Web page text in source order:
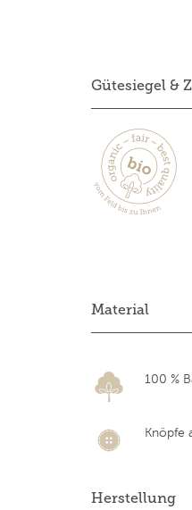
Gütesiegel &
Material
100 %
Knöpfe
Herstellung